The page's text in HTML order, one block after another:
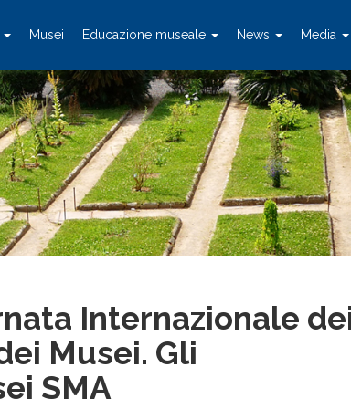
Musei Educazione museale News Media
Internazionale
Musei. Gli
SMA